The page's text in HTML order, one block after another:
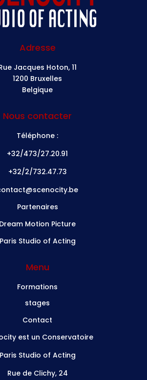
Adresse
Jacques Hoton, 11
1200 Bruxelles
Belgique
Nous contacter
Téléphone :
+32/473/27.20.91
+32/2/732.47.73
Partenaires
Dream Motion Picture
Paris Studio of Acting
Menu
Formations
stages
Contact
est un Conservatoire
Paris Studio of Acting
Rue de Clichy, 24